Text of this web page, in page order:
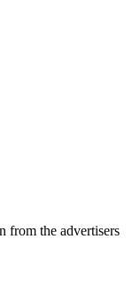
from the advertisers